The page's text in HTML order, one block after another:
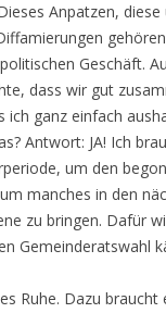
Anpatzen,
Geschäft.
dass wir gut
ich ganz einfach
Antwort: JA! Ich
um den
manches in den
zu bringen. Dafür
Gemeinderatswahl
Ruhe. Dazu braucht